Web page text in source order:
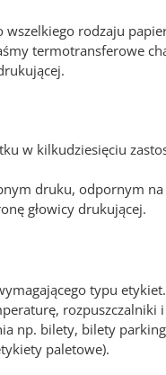
rodzaju
termotransferowe
w kilkudziesięciu
druku, odpornym
głowicy drukującej.
typu
rozpuszczalniki
np. bilety, bilety
paletowe).